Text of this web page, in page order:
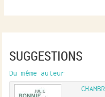
SUGGESTIONS
Du même auteur